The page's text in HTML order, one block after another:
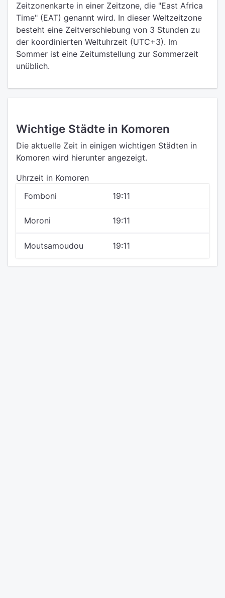
Zeitzonenkarte in einer Zeitzone, die "East Africa
Time" (EAT) genannt wird. In dieser Weltzeitzone
besteht eine Zeitverschiebung von 3 Stunden zu
der koordinierten Weltuhrzeit (UTC+3). Im
Sommer ist eine Zeitumstellung zur Sommerzeit
unüblich.
Wichtige Städte in Komoren
Die aktuelle Zeit in einigen wichtigen Städten in
Komoren wird hierunter angezeigt.
Uhrzeit in Komoren
Fomboni
19:11
Moroni 19:11
Moutsamoudou 19:11